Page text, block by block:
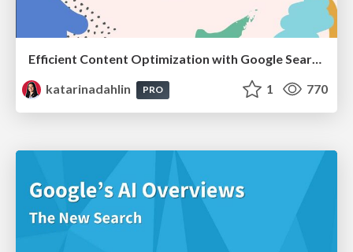
Efficient Content Optimization with Google Search Console & Apps Script
katarinadahlin
PRO 1 770